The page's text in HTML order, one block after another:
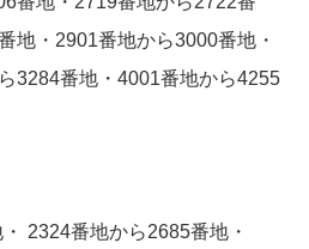
地・2901番地から3000番地・
3284番地・4001番地から4255
2324番地から2685番地・